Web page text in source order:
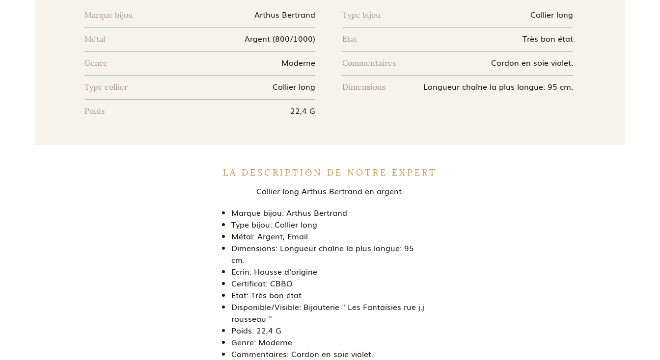
Marque bijou Arthus Bertrand Type bijou Collier long
Métal Argent (800/1000) Etat Très bon état
Genre Moderne Commentaires Cordon en soie violet.
Type collier Collier long Dimensions Longueur chaîne la plus longue: 95 cm.
Poids 22,4 G
LA DESCRIPTION DE NOTRE EXPERT
Collier long Arthus Bertrand en argent.
Marque bijou: Arthus Bertrand
Type bijou: Collier long
Métal: Argent, Email
Dimensions: Longueur chaîne la plus longue: 95
cm.
Ecrin: Housse d'origine
Certificat: CBBO
Etat: Très bon état
Disponible/Visible: Bijouterie " Les Fantaisies rue j.j
rousseau "
Poids: 22,4 G
Genre: Moderne
Commentaires: Cordon en soie violet.